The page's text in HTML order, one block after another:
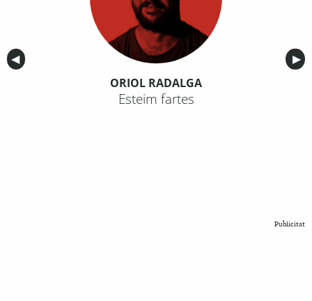
Anterior
◀︎ ▶︎
ORIOL RADALGA
Esteim fartes
Publicitat